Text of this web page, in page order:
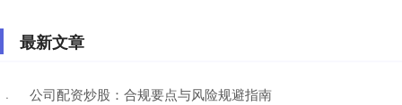
最新文章
· 公司配资炒股：合规要点与风险规避指南